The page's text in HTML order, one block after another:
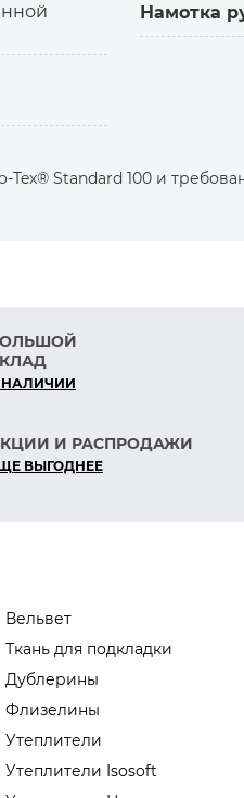
Намотка
Standard 100 и
НАЛИЧИИ
И РАСПРОДАЖИ
ВЫГОДНЕЕ
Вельвет
Ткань для подкладки
Дублерины
Флизелины
Утеплители
Утеплители Isosoft